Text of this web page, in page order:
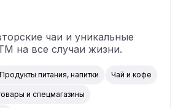
чаи и уникальные
на все случаи жизни.
Продукты питания, напитки Чай и кофе
и спецмагазины